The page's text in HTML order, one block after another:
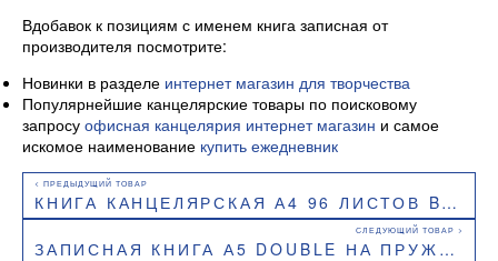
Вдобавок к позициям с именем книга записная от
производителя посмотрите:
Новинки в разделе интернет магазин для творчества
Популярнейшие канцелярские товары по поисковому
запросу офисная канцелярия интернет магазин и самое
искомое наименование купить ежедневник
КНИГА КАНЦЕЛЯРСКАЯ А4 96 ЛИСТОВ BUROMAX BM.2430
ЗАПИСНАЯ КНИГА А5 DOUBLE НА ПРУЖИНЕ 96Л., КЛЕТКА ТВЕРДЫЙ ЛАМИНИР.ПЕРЕПЛЕТ BUROMAX BM.24571101